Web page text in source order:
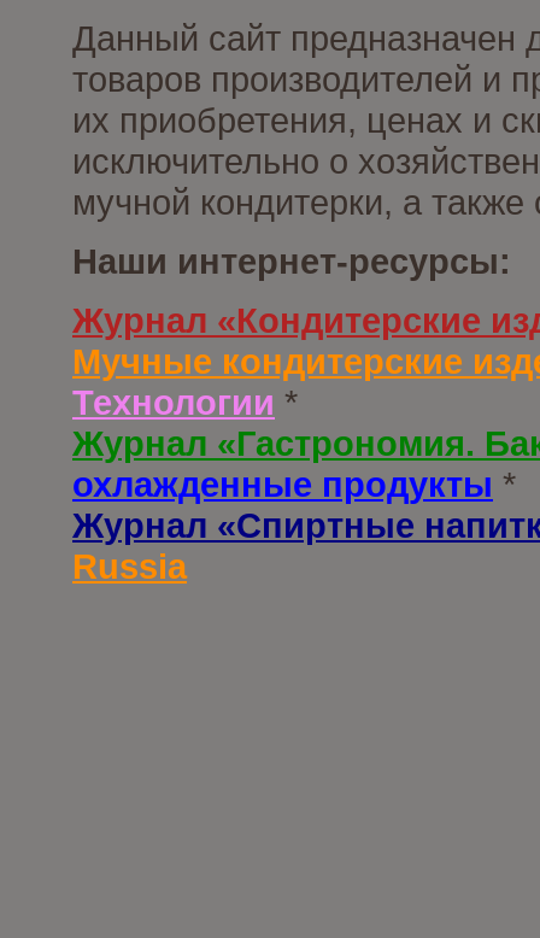
Данный сайт предназначен
товаров производителей и
их приобретения, ценах и
исключительно о
мучной кондитерки, а
Наши интернет-ресурсы:
Журнал «Кондитерские
Мучные кондитерские
Технологии *
Журнал «Гастрономия.
охлажденные продукты *
Журнал «Спиртные
Russia